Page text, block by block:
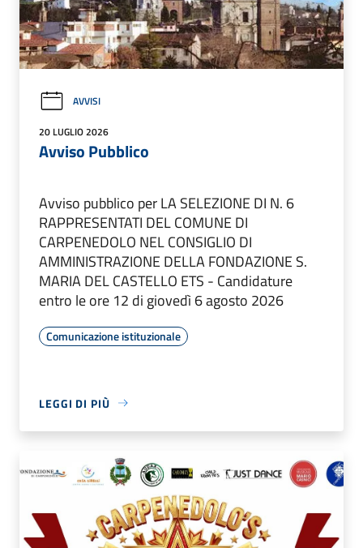
AVVISI
20 LUGLIO 2026
Avviso Pubblico
Avviso pubblico per LA SELEZIONE DI N. 6
RAPPRESENTATI DEL COMUNE DI
CARPENEDOLO NEL CONSIGLIO DI
AMMINISTRAZIONE DELLA FONDAZIONE S.
MARIA DEL CASTELLO ETS - Candidature
entro le ore 12 di giovedì 6 agosto 2026
Comunicazione istituzionale
LEGGI DI PIÙ